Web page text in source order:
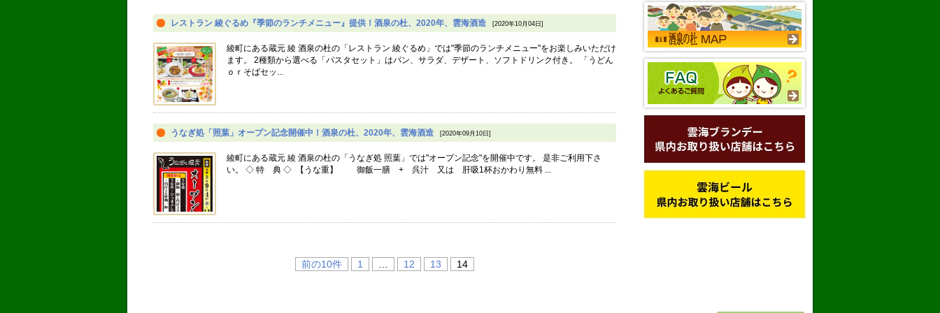
レストラン 綾ぐるめ『季節のランチメニュー』提供！酒泉の杜、2020年、雲海酒造 [2020年10月04日]
綾町にある蔵元 綾 酒泉の杜の「レストラン 綾ぐるめ」では"季節のランチメニュー"をお楽しみいただけ
ます。 2種類から選べる「パスタセット」はパン、サラダ、デザート、ソフトドリンク付き。 「うどん
ｏｒそばセッ...
うなぎ処「照葉」オープン記念開催中！酒泉の杜、2020年、雲海酒造 [2020年09月10日]
綾町にある蔵元 綾 酒泉の杜の「うなぎ処 照葉」では"オープン記念"を開催中です。 是非ご利用下さ
い。 ◇ 特 典 ◇ 【うな重】 御飯一膳 + 呉汁 又は 肝吸1杯おかわり無料 ...
前の10件 1 … 12 13 14